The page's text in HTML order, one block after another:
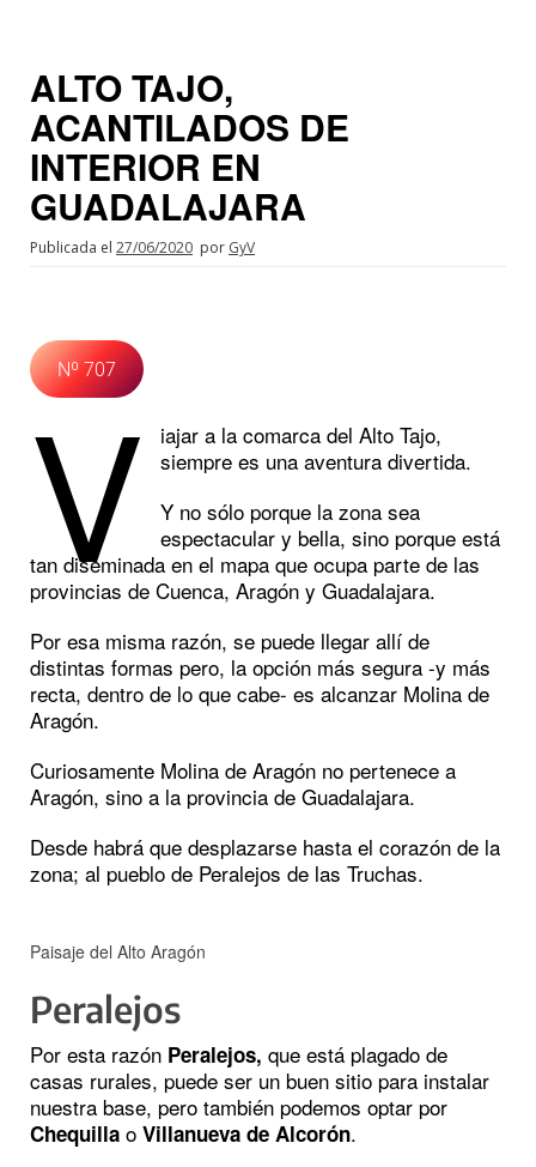
ALTO TAJO,
ACANTILADOS DE
INTERIOR EN
GUADALAJARA
Publicada el 27/06/2020 por GyV
Nº 707
V
iajar a la comarca del Alto Tajo,
siempre es una aventura divertida.
Y no sólo porque la zona sea
espectacular y bella, sino porque está
tan diseminada en el mapa que ocupa parte de las
provincias de Cuenca, Aragón y Guadalajara.
Por esa misma razón, se puede llegar allí de
distintas formas pero, la opción más segura -y más
recta, dentro de lo que cabe- es alcanzar Molina de
Aragón.
Curiosamente Molina de Aragón no pertenece a
Aragón, sino a la provincia de Guadalajara.
Desde habrá que desplazarse hasta el corazón de la
zona; al pueblo de Peralejos de las Truchas.
Paisaje del Alto Aragón
Peralejos
Por esta razón Peralejos, que está plagado de
casas rurales, puede ser un buen sitio para instalar
nuestra base, pero también podemos optar por
Chequilla o Villanueva de Alcorón.